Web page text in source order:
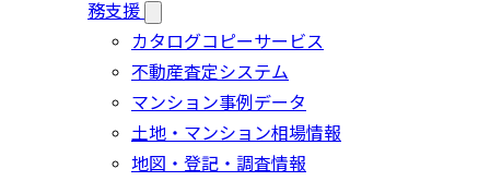
務支援
カタログコピーサービス
不動産査定システム
マンション事例データ
土地・マンション相場情報
地図・登記・調査情報